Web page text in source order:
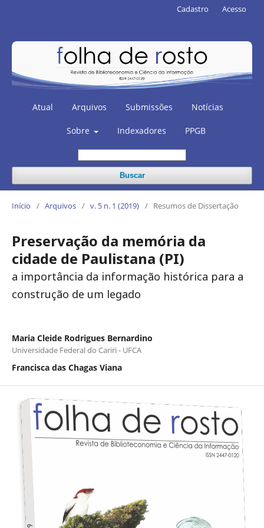
Atual Arquivos Submissões Notícias
Sobre Indexadores PPGB
Buscar
Cadastro Acesso
Início / Arquivos / v. 5 n. 1 (2019) / Resumos de Dissertação
Preservação da memória da
cidade de Paulistana (PI)
a importância da informação histórica para a
construção de um legado
Maria Cleide Rodrigues Bernardino
Universidade Federal do Cariri - UFCA
Francisca das Chagas Viana